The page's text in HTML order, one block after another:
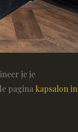
je je
pagina kapsalon in